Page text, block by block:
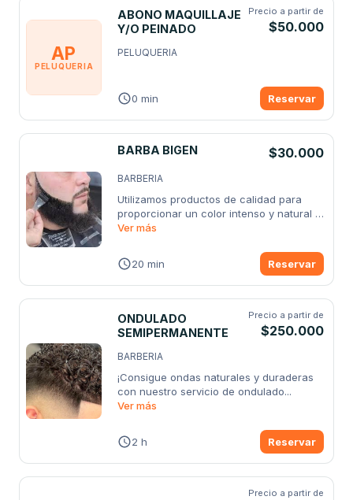
AP
PELUQUERIA
ABONO MAQUILLAJE
Y/O PEINADO
Precio a partir de
$50.000
PELUQUERIA
0 min Reservar
BARBA BIGEN $30.000
BARBERIA
Utilizamos productos de calidad para
proporcionar un color intenso y natural
a...
Ver más
20 min Reservar
ONDULADO
SEMIPERMANENTE
Precio a partir de
$250.000
BARBERIA
¡Consigue ondas naturales y duraderas
con nuestro servicio de ondulado...
Ver más
2 h Reservar
Precio a partir de